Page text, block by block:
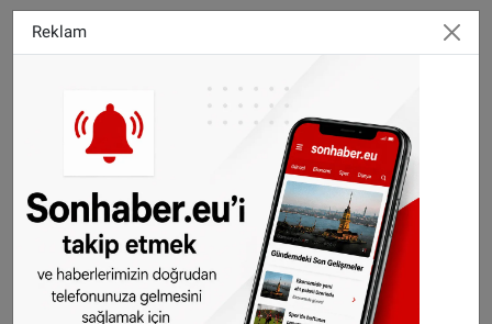
Ziggo netwerkte yapılan bakım ve onarım
yeniden başlatmak zorunda kalacağını duyurdu.
© SONHABER.NL
Reklam